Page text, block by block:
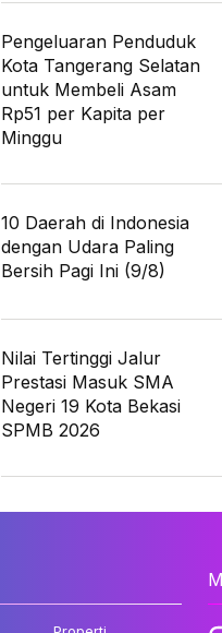
Pengeluaran Penduduk
Kota Tangerang Selatan
untuk Membeli Asam
Rp51 per Kapita per
Minggu
10 Daerah di Indonesia
dengan Udara Paling
Bersih Pagi Ini (9/8)
Nilai Tertinggi Jalur
Prestasi Masuk SMA
Negeri 19 Kota Bekasi
SPMB 2026